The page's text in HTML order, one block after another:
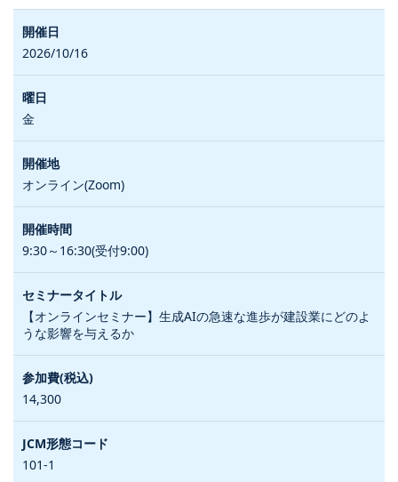
2026/10/16
金
オンライン(Zoom)
9:30～16:30(受付9:00)
【オンラインセミナー】生成AIの急速な進歩が建設業にどのよ
うな影響を与えるか
14,300
101-1